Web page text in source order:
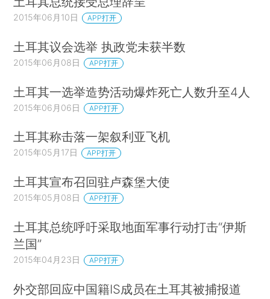
2015年06月10日 APP打开
土耳其议会选举 执政党未获半数
2015年06月08日 APP打开
土耳其一选举造势活动爆炸死亡人数升至4人
2015年06月06日 APP打开
土耳其称击落一架叙利亚飞机
2015年05月17日 APP打开
土耳其宣布召回驻卢森堡大使
2015年05月08日 APP打开
土耳其总统呼吁采取地面军事行动打击“伊斯
兰国”
2015年04月23日 APP打开
外交部回应中国籍IS成员在土耳其被捕报道